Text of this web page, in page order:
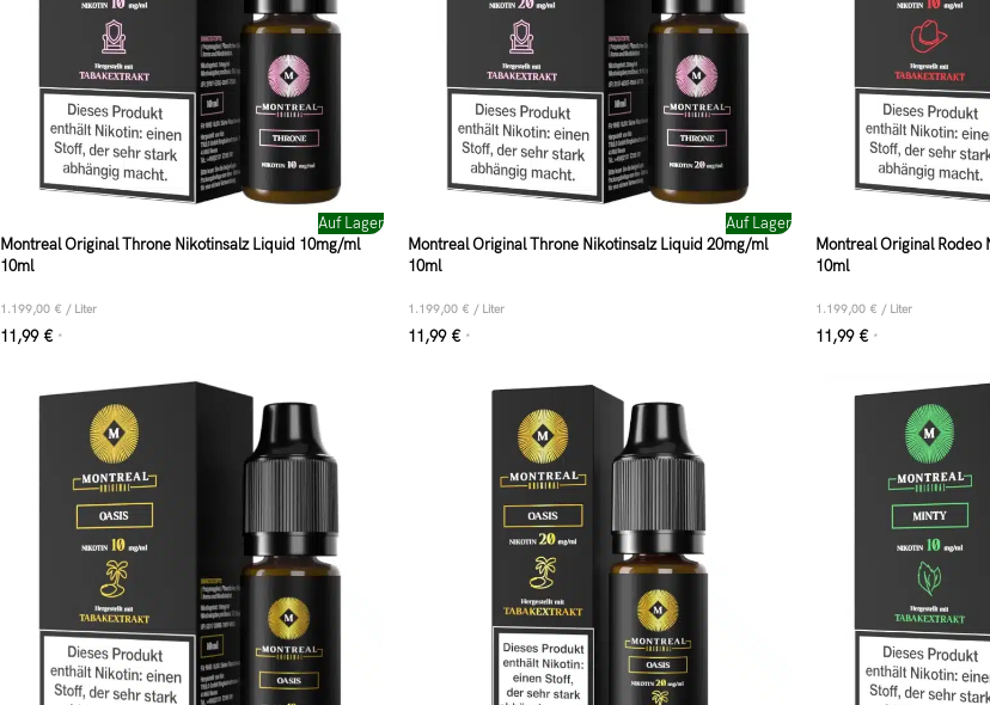
Auf Lager
Montreal Original Throne Nikotinsalz Liquid 10mg/ml
10ml
1.199,00 € / Liter
11,99 € *
Auf Lager
Montreal Original Throne Nikotinsalz Liquid 20mg/ml
10ml
1.199,00 € / Liter
11,99 € *
Montreal Original
10ml
1.199,00 € / Liter
11,99 € *